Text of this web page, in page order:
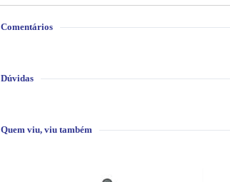
Comentários
Dúvidas
Quem viu, viu também